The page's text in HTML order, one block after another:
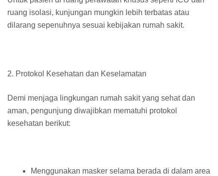
ruang isolasi, kunjungan mungkin lebih terbatas atau
dilarang sepenuhnya sesuai kebijakan rumah sakit.
2. Protokol Kesehatan dan Keselamatan
Demi menjaga lingkungan rumah sakit yang sehat dan
aman, pengunjung diwajibkan mematuhi protokol
kesehatan berikut:
Menggunakan masker selama berada di dalam area